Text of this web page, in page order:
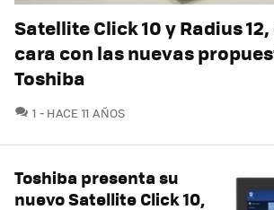
Satellite Click 10 y Radius
cara con las nuevas
Toshiba
1 COMENTARIOS
HACE 11 AÑOS
Toshiba presenta su
nuevo Satellite Click 10,